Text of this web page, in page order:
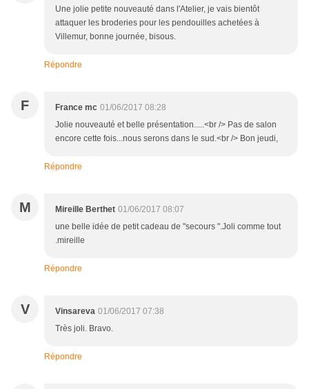
Une jolie petite nouveauté dans l'Atelier, je vais bientôt
attaquer les broderies pour les pendouilles achetées à
Villemur, bonne journée, bisous.
Répondre
F France mc 01/06/2017 08:28
Jolie nouveauté et belle présentation.....<br /> Pas de salon
encore cette fois...nous serons dans le sud.<br /> Bon jeudi,
Répondre
M Mireille Berthet 01/06/2017 08:07
une belle idée de petit cadeau de "secours ".Joli comme tout
.mireille
Répondre
V Vinsareva 01/06/2017 07:38
Très joli. Bravo.
Répondre